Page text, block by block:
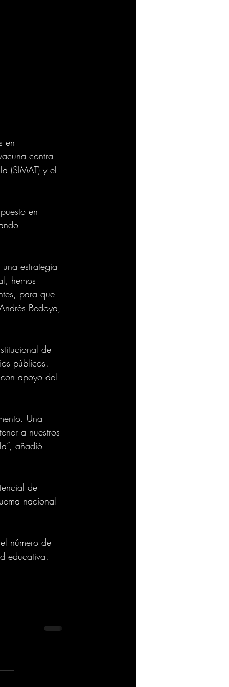
en
contra
(SIMAT) y el
en
estrategia
hemos
para que
Bedoya,
de
públicos.
apoyo del
Una
a nuestros
añadió
de
nacional
número de
educativa.